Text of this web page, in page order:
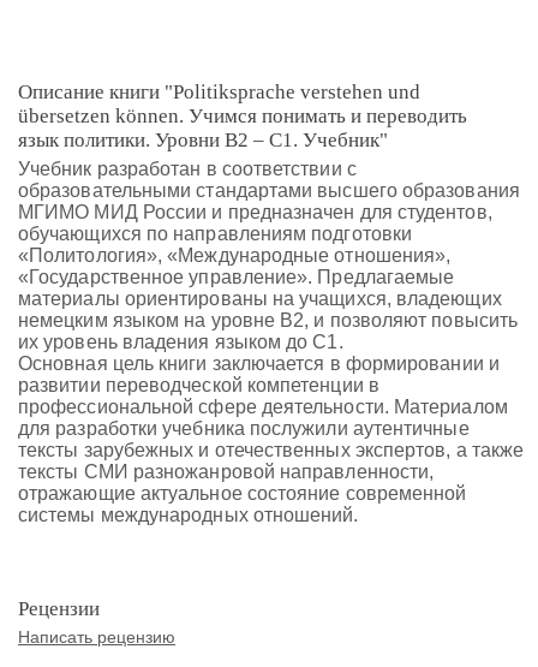
Описание книги "Politiksprache verstehen und
übersetzen können. Учимся понимать и переводить
язык политики. Уровни В2 – С1. Учебник"
Учебник разработан в соответствии с
образовательными стандартами высшего образования
МГИМО МИД России и предназначен для студентов,
обучающихся по направлениям подготовки
«Политология», «Международные отношения»,
«Государственное управление». Предлагаемые
материалы ориентированы на учащихся, владеющих
немецким языком на уровне В2, и позволяют повысить
их уровень владения языком до С1.
Основная цель книги заключается в формировании и
развитии переводческой компетенции в
профессиональной сфере деятельности. Материалом
для разработки учебника послужили аутентичные
тексты зарубежных и отечественных экспертов, а также
тексты СМИ разножанровой направленности,
отражающие актуальное состояние современной
системы международных отношений.
Рецензии
Написать рецензию